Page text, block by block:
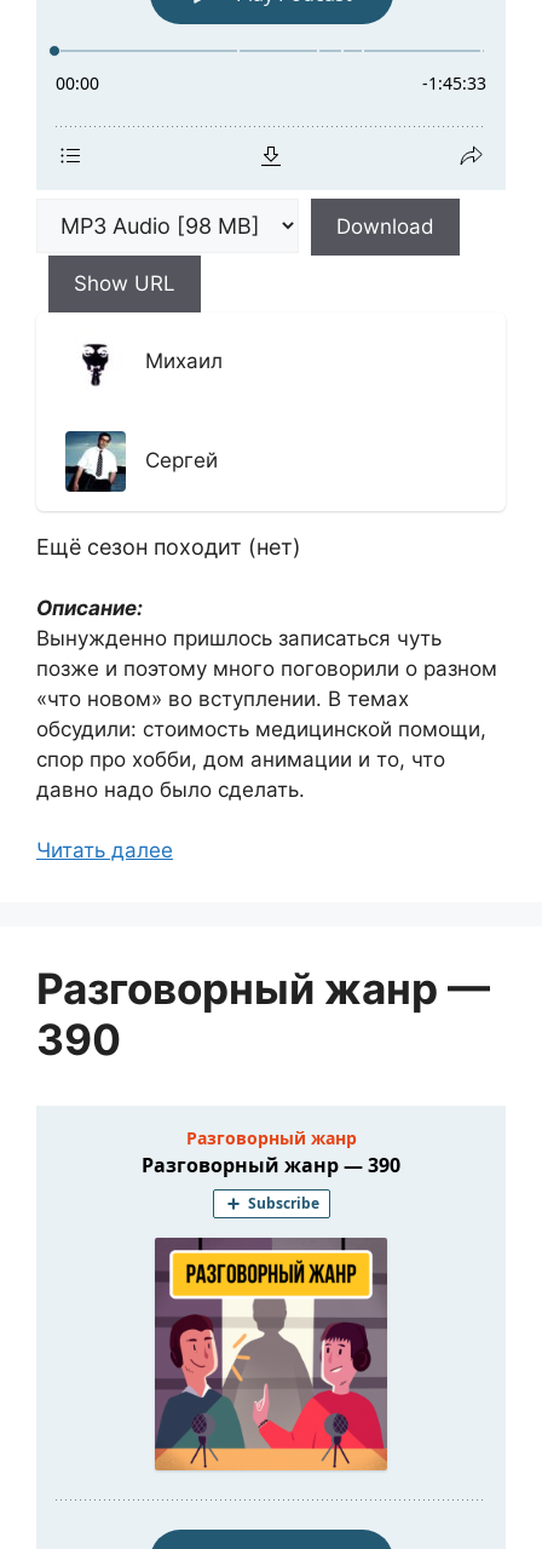
Download
Show URL
Михаил
Сергей
Ещё сезон походит (нет)
Описание:
Вынужденно пришлось записаться чуть
позже и поэтому много поговорили о разном
«что новом» во вступлении. В темах
обсудили: стоимость медицинской помощи,
спор про хобби, дом анимации и то, что
давно надо было сделать.
Читать далее
Разговорный жанр —
390